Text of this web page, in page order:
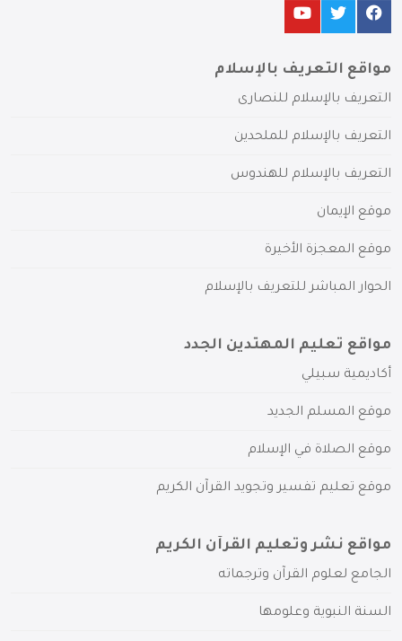
مواقع التعريف بالإسلام
التعريف بالإسلام للنصارى
التعريف بالإسلام للملحدين
التعريف بالإسلام للهندوس
موقع الإيمان
موقع المعجزة الأخيرة
الحوار المباشر للتعريف بالإسلام
مواقع تعليم المهتدين الجدد
أكاديمية سبيلي
موقع المسلم الجديد
موقع الصلاة في الإسلام
موقع تعليم تفسير وتجويد القرآن الكريم
مواقع نشر وتعليم القرآن الكريم
الجامع لعلوم القرآن وترجماته
السنة النبوية وعلومها